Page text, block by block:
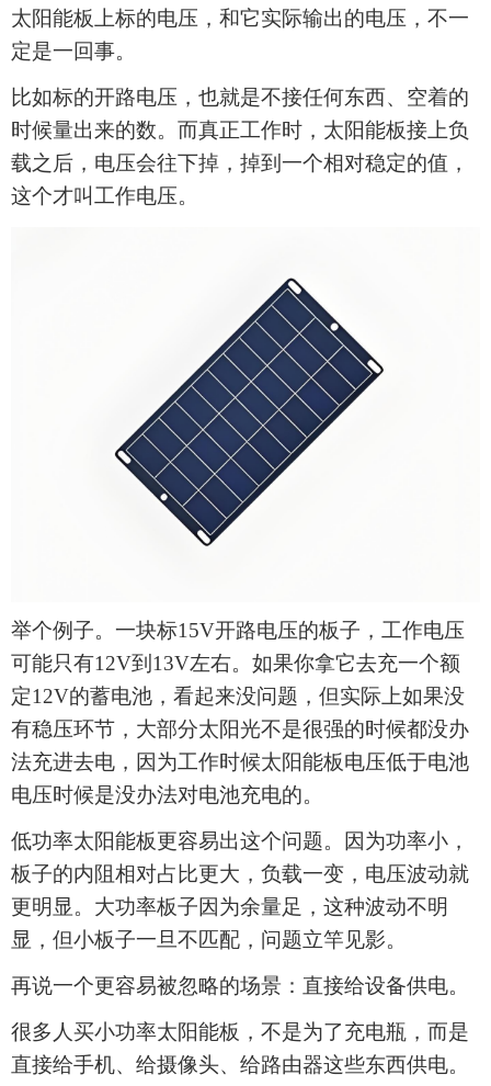
太阳能板 上标的电压，和它实际输出的电压，不一
定是一回事。
比如标的开路电压，也就是不接任何东西、空着的
时候量出来的数。而真正工作时， 太阳能板接上负
载之后，电压会往下掉，掉到一个相对稳定的值，
这个才叫工作电压。
举个例子。一块标15V开路电压的板子，工作电压
可能只有12V到 13V左右。如果你拿它去充一个额
定12V的蓄电池，看起来没问题，但实际上如果没
有稳压环节， 大部分太阳光不是很强的时候都没办
法充进去电，因为工作时候太阳能板电压低于电池
电压时候是没办法对电池充电的。
低功率太阳能板更容易出这个问题。因为功率小，
板子的内阻相对占比更大，负载一变，电压波动就
更明显。大功率板子因为余量足，这种波动不明
显，但小板子一旦不匹配，问题立竿见影。
再说一个更容易被忽略的场景：直接给设备供电。
很多人买小功率太阳能板 ，不是为了充电瓶，而是
直接给手机、给摄像头、给路由器这些东西供电。